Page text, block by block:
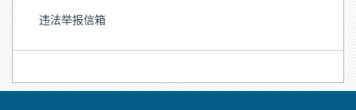
违法举报信箱